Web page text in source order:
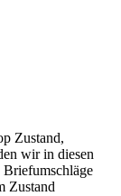
Zustand,
wir in diesen
Briefumschläge
Zustand